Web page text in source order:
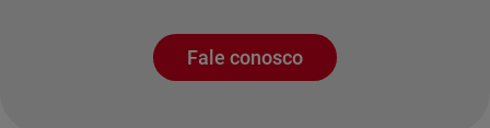
Fale conosco